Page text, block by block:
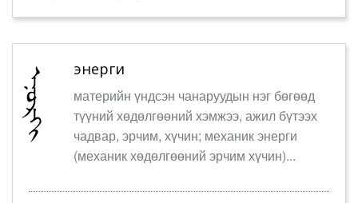
энерги
материйн үндсэн чанаруудын нэг бөгөөд
түүний хөдөлгөөний хэмжээ, ажил бүтээх
чадвар, эрчим, хүчин; механик энерги
(механик хөдөлгөөний эрчим хүчин)...